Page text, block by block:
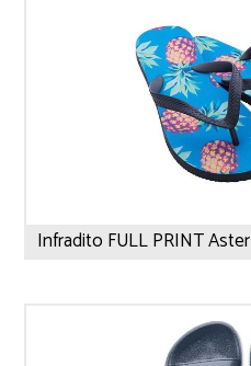
Infradito FULL PRINT Aster